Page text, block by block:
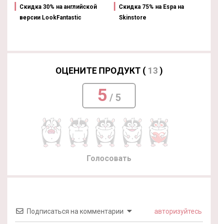
Скидка 30% на английской
версии LookFantastic
Скидка 75% на Espa на
Skinstore
ОЦЕНИТЕ ПРОДУКТ ( 13)
5 / 5
Голосовать
Подписаться на комментарии авторизуйтесь